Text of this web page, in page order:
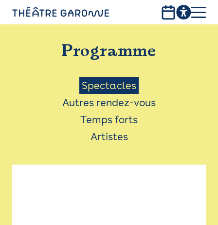
PROGRAMME
INFOS PRATIQUES
AVEC LES PUBLICS
ACCESSIBILITÉ
LES PRODUCTIONS
Programme
Menu
Saison
Spectacles
Autres rendez-vous
Temps forts
Artistes